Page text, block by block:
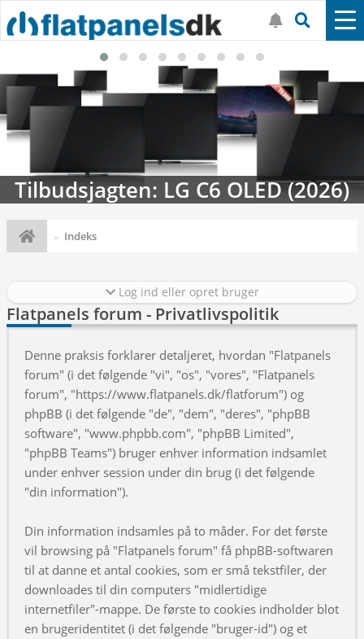
Tilbudsjagten: LG C6 OLED (2026)
Indeks
Log ind eller opret bruger
Flatpanels forum - Privatlivspolitik
Denne praksis forklarer detaljeret, hvordan "Flatpanels
forum" (i det følgende "vi", "os", "vores", "Flatpanels
forum", "https://www.flatpanels.dk/flatforum") og
phpBB (i det følgende "de", "dem", "deres", "phpBB
software", "www.phpbb.com", "phpBB Limited",
"phpBB Teams") bruger enhver information indsamlet
under enhver session under din brug (i det følgende
"din information").
Din information indsamles på to måder. For det første
vil browsing på "Flatpanels forum" få phpBB-softwaren
til at danne et antal cookies, som er små tekstfiler, der
downloades til din computers "midlertidige
internetfiler"-mappe. De første to cookies indholder blot
en brugeridentitet (i det følgende "bruger-id") og et